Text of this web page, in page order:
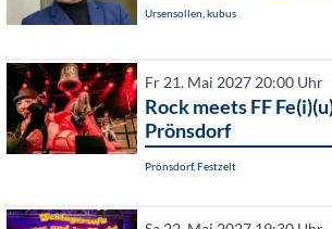
Ursensollen, kubus
Fr 21. Mai 2027 20:00 Uhr
Rock meets FF
Prönsdorf
Prönsdorf, Festzelt